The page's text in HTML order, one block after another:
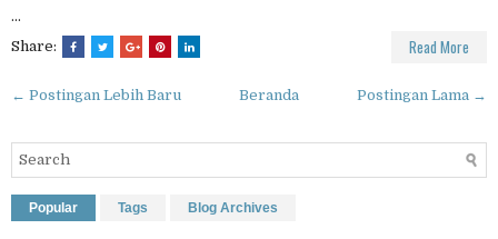
...
Share:
Read More
← Postingan Lebih Baru Postingan Lama →
Beranda
Popular Tags Blog Archives